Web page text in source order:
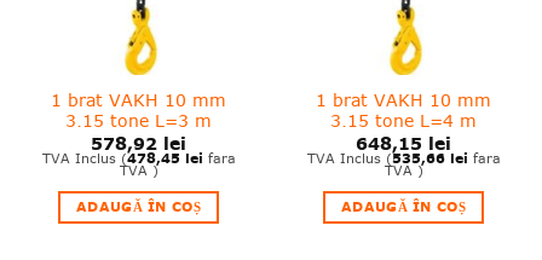
1 brat VAKH 10 mm
3.15 tone L=3 m
578,92 lei
TVA Inclus (478,45 lei fara
TVA )
ADAUGĂ ÎN COȘ
1 brat VAKH 10 mm
3.15 tone L=4 m
648,15 lei
TVA Inclus (535,66 lei fara
TVA )
ADAUGĂ ÎN COȘ